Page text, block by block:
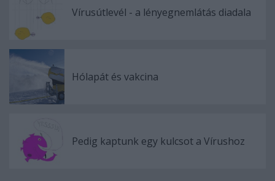
Vírusútlevél - a lényegnemlátás diadala
Hólapát és vakcina
Pedig kaptunk egy kulcsot a Vírushoz